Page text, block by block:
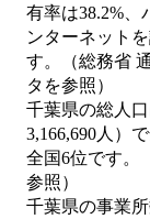
有率は38.2%、
ンターネット
す。（総務省
タを参照）
千葉県の総人口
3,166,690人）
全国6位です。
参照）
千葉県の事業